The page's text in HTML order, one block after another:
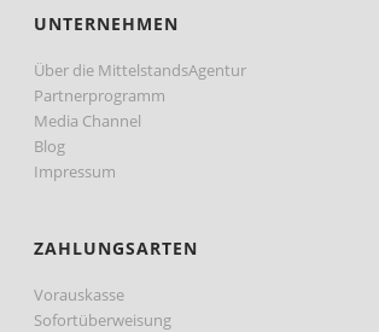
UNTERNEHMEN
Über die MittelstandsAgentur
Partnerprogramm
Media Channel
Blog
Impressum
ZAHLUNGSARTEN
Vorauskasse
Sofortüberweisung